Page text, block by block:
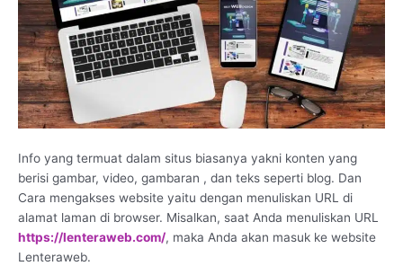
Info yang termuat dalam situs biasanya yakni konten yang
berisi gambar, video, gambaran , dan teks seperti blog. Dan
Cara mengakses website yaitu dengan menuliskan URL di
alamat laman di browser. Misalkan, saat Anda menuliskan URL
https://lenteraweb.com/, maka Anda akan masuk ke website
Lenteraweb.